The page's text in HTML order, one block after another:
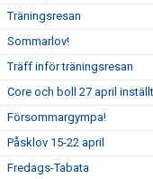
Träningsresan
Sommarlov!
Träff inför träningsresan
Core och boll 27 april inställt
Försommargympa!
Påsklov 15-22 april
Fredags-Tabata